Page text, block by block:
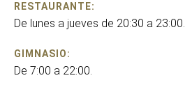
RESTAURANTE:
De lunes a jueves de 20:30 a 23:00.
GIMNASIO:
De 7:00 a 22:00.